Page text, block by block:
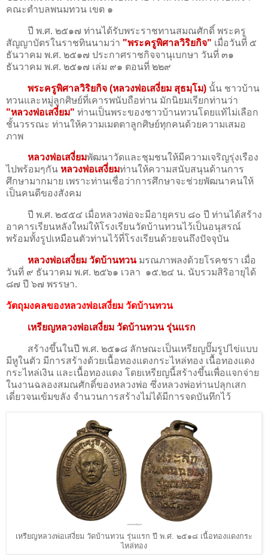
คณะตำบลพนมทวน เขต ๑
ปี พ.ศ. ๒๕๑๗ ท่านได้รับพระราชทานสมณศักดิ์ พระครู
สัญญาบัตรในราชทินนามว่า "พระครูพิศาลวิริยกิจ" เมื่อวันที่ ๕
ธันวาคม พ.ศ. ๒๕๑๗ ประกาศราชกิจจานุเบกษา วันที่ ๓๑
ธันวาคม พ.ศ. ๒๕๑๗ เล่ม ๙๑ ตอนที่ ๒๒๙
พระครูพิศาลวิริยกิจ (หลวงพ่อเสงี่ยม สุธมฺโม) นั้น ชาวบ้าน
ทวนและหมู่ลูกศิษย์ที่เคารพนับถือท่าน มักนิยมเรียกท่านว่า
"หลวงพ่อเสงี่ยม" ท่านเป็นพระของชาวบ้านทวนโดยแท้ไม่เลือก
ชั้นวรรณะ ท่านให้ความเมตตาลูกศิษย์ทุกคนด้วยความเสมอ
ภาพ
หลวงพ่อเสงี่ยมพัฒนาวัดและชุมชนให้มีความเจริญรุ่งเรือง
ไปพร้อมๆกัน หลวงพ่อเสงี่ยมท่านให้ความสนับสนุนด้านการ
ศึกษามากมาย เพราะท่านเชื่อว่าการศึกษาจะช่วยพัฒนาคนให้
เป็นคนดีของสังคม
ปี พ.ศ. ๒๕๕๔ เมื่อหลวงพ่อจะมีอายุครบ ๘๐ ปี ท่านได้สร้าง
อาคารเรียนหลังใหม่ให้โรงเรียนวัดบ้านทวนไว้เป็นอนุสรณ์
พร้อมทั้งรูปเหมือนตัวท่านไว้ที่โรงเรียนด้วยจนถึงปัจจุบัน
หลวงพ่อเสงี่ยม วัดบ้านทวน มรณภาพลงด้วยโรคชรา เมื่อ
วันที่ ๙ ธันวาคม พ.ศ. ๒๕๖๑ เวลา ๑๕.๒๔ น. นับรวมสิริอายุได้
๘๗ ปี ๖๗ พรรษา.
วัตถุมงคลของหลวงพ่อเสงี่ยม วัดบ้านทวน
เหรียญหลวงพ่อเสงี่ยม วัดบ้านทวน รุ่นแรก
สร้างขึ้นในปี พ.ศ. ๒๕๑๘ ลักษณะเป็นเหรียญปั๊มรูปไข่แบบ
มีหูในตัว มีการสร้างด้วยเนื้อทองแดงกระไหล่ทอง เนื้อทองแดง
กระไหล่เงิน และเนื้อทองแดง โดยเหรียญนี้สร้างขึ้นเพื่อแจกจ่าย
ในงานฉลองสมณศักดิ์ของหลวงพ่อ ซึ่งหลวงพ่อท่านปลุกเสก
เดี่ยวจนเข้มขลัง จำนวนการสร้างไม่ได้มีการจดบันทึกไว้
เหรียญหลวงพ่อเสงี่ยม วัดบ้านทวน รุ่นแรก ปี พ.ศ. ๒๕๑๘ เนื้อทองแดงกระ
ไหล่ทอง